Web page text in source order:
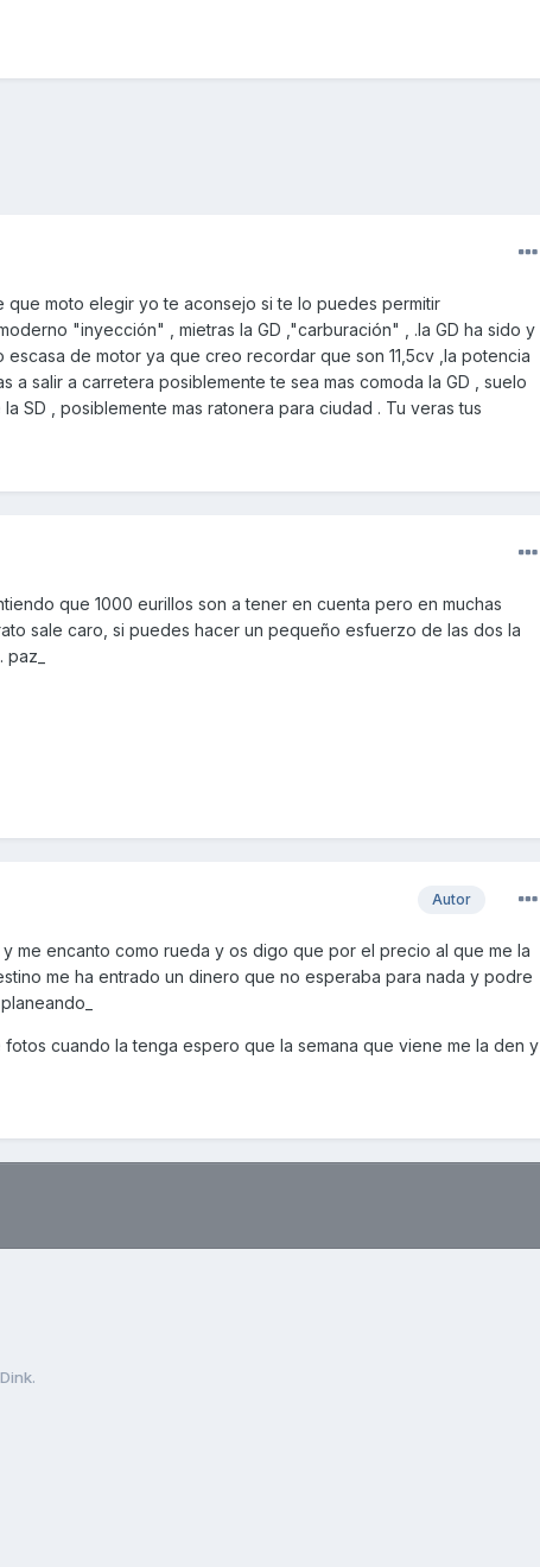
que moto elegir yo te aconsejo si te lo puedes permitir
"inyección" , mietras la GD ,"carburación" , .la GD ha sido y
de motor ya que creo recordar que son 11,5cv ,la potencia
a salir a carretera posiblemente te sea mas comoda la GD , suelo
SD , posiblemente mas ratonera para ciudad . Tu veras tus
que 1000 eurillos son a tener en cuenta pero en muchas
sale caro, si puedes hacer un pequeño esfuerzo de las dos la
Autor
me encanto como rueda y os digo que por el precio al que me la
me ha entrado un dinero que no esperaba para nada y podre
cuando la tenga espero que la semana que viene me la den y